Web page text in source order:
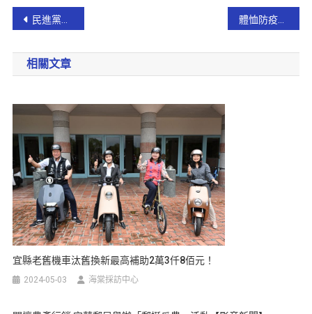
民進黨議員及鄉鎮市長共同連署 力挺陳俊宇為宜蘭縣黨部主委
相關文章
宜縣老舊機車汰舊換新最高補助2萬3仟8佰元！
2024-05-03 海棠採訪中心